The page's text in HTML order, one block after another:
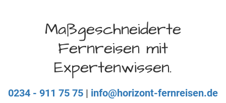
Maßgeschneiderte
Fernreisen mit
Expertenwissen.
0234 - 911 75 75 | info@horizont-fernreisen.de